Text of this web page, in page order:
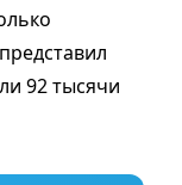
92 тысячи